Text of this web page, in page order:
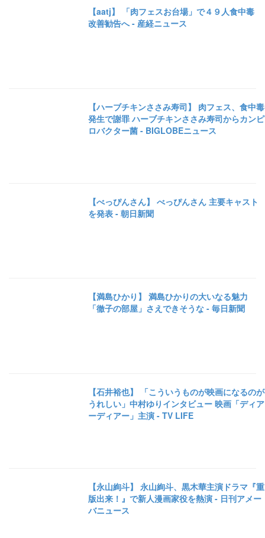
【aatj】 「肉フェスお台場」で４９人食中毒
改善勧告へ - 産経ニュース
【ハーブチキンささみ寿司】 肉フェス、食中毒
発生で謝罪 ハーブチキンささみ寿司からカンピ
ロバクター菌 - BIGLOBEニュース
【べっぴんさん】 べっぴんさん 主要キャスト
を発表 - 朝日新聞
【満島ひかり】 満島ひかりの大いなる魅力
「徹子の部屋」さえできそうな - 毎日新聞
【石井裕也】 「こういうものが映画になるのが
うれしい」中村ゆりインタビュー 映画「ディア
ーディアー」主演 - TV LIFE
【永山絢斗】 永山絢斗、黒木華主演ドラマ『重
版出来！』で新人漫画家役を熱演 - 日刊アメー
バニュース